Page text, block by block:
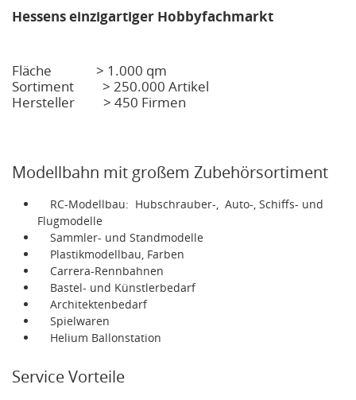
Hessens einzigartiger Hobbyfachmarkt
Fläche > 1.000 qm
Sortiment > 250.000 Artikel
Hersteller > 450 Firmen
Modellbahn mit großem Zubehörsortiment
RC-Modellbau: Hubschrauber-, Auto-, Schiffs- und
Flugmodelle
Sammler- und Standmodelle
Plastikmodellbau, Farben
Carrera-Rennbahnen
Bastel- und Künstlerbedarf
Architektenbedarf
Spielwaren
Helium Ballonstation
Service Vorteile